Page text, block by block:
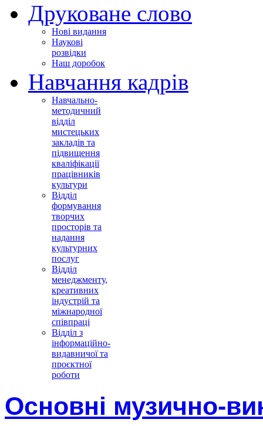
Друковане слово
Нові видання
Наукові
розвідки
Наш доробок
Навчання кадрів
Навчально-
методичний
відділ
мистецьких
закладів та
підвищення
кваліфікації
працівників
культури
Відділ
формування
творчих
просторів та
надання
культурних
послуг
Відділ
менеджменту,
креативних
індустрій та
міжнародної
співпраці
Відділ з
інформаційно-
видавничої та
проєктної
роботи
Основні музично-